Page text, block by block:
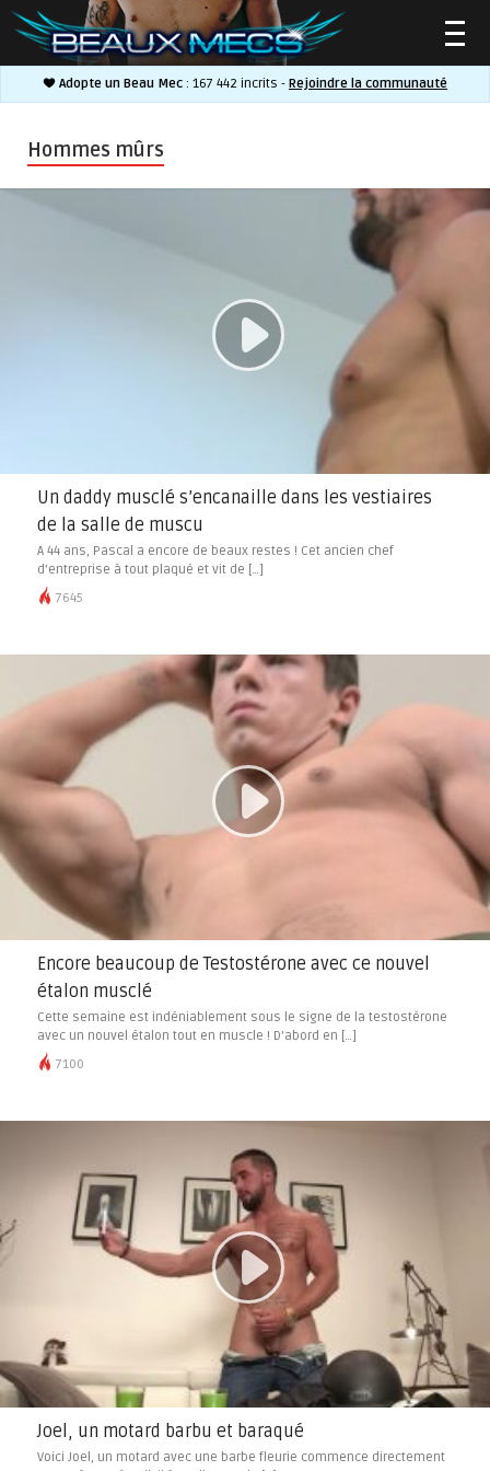
Adopte un Beau Mec : 167 442 incrits - Rejoindre la communauté
Hommes mûrs
Un daddy musclé s’encanaille dans les vestiaires
de la salle de muscu
A 44 ans, Pascal a encore de beaux restes ! Cet ancien chef
d’entreprise à tout plaqué et vit de […]
7645
Encore beaucoup de Testostérone avec ce nouvel
étalon musclé
Cette semaine est indéniablement sous le signe de la testostérone
avec un nouvel étalon tout en muscle ! D’abord en […]
7100
Joel, un motard barbu et baraqué
Voici Joel, un motard avec une barbe fleurie commence directement